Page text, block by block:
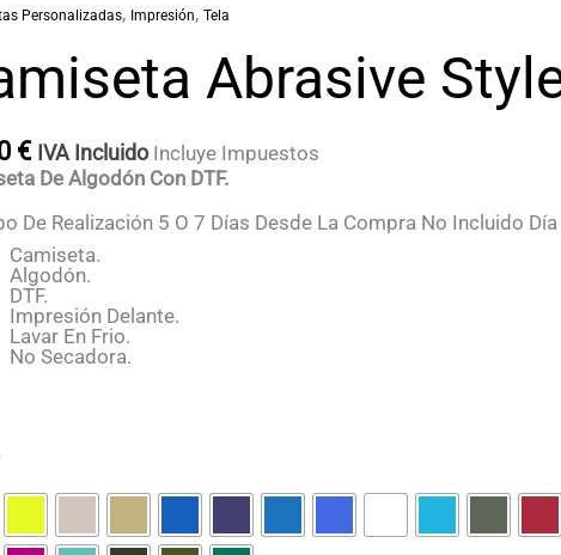
Personalizadas, Impresión,Tela
Abrasive
€ IVA Incluido Incluye Impuestos
De Algodón Con DTF.
De Realización 5 O 7 Días Desde La Compra No Incluido
Camiseta.
Algodón.
DTF.
Impresión Delante.
Lavar En Frio.
No Secadora.